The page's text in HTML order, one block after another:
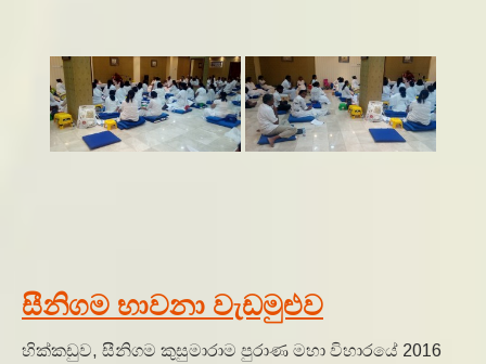
සීනිගම භාවනා වැඩමුළුව
හික්කඩුව, සීනිගම කුසුමාරාම පුරාණ මහා විහාරයේ 2016